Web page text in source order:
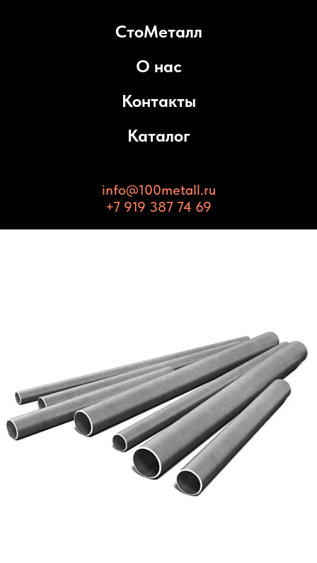
СтоМеталл
О нас
Контакты
Каталог
info@100metall.ru
+7 919 387 74 69